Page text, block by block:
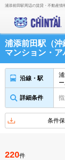
浦添前田駅周辺の賃貸・不動産情
浦添前田駅（
マンション・
沿線・駅
詳細条件
条件
220件